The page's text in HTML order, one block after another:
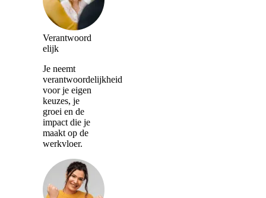
Verantwoord
elijk
Je neemt
verantwoordelijkheid
voor je eigen
keuzes, je
groei en de
impact die je
maakt op de
werkvloer.